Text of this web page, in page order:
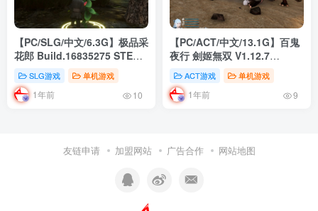
【PC/SLG/中文/6.3G】极品采
花郎 Build.16835275 STEAM
官方中文版
SLG游戏 单机游戏
1年前 10
【PC/ACT/中文/13.1G】百鬼
夜行 劍姬無双 V1.12.7
STEAM官方中文版
ACT游戏 单机游戏
1年前 9
友链申请 加盟网站 广告合作 网站地图